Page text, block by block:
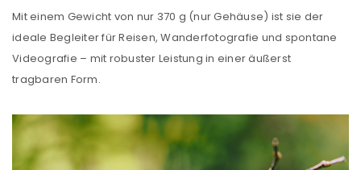
Mit einem Gewicht von nur 370 g (nur Gehäuse) ist sie der
ideale Begleiter für Reisen, Wanderfotografie und spontane
Videografie – mit robuster Leistung in einer äußerst
tragbaren Form.